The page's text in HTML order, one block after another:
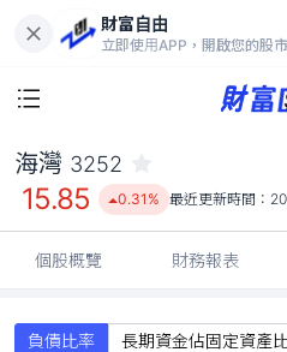
財富自由
立即使用APP，開啟您的股
15.85
海灣 3252
15.85 0.31% 最近更新時間：
個股概覽 財務報表
負債比率 長期資金佔固定資產